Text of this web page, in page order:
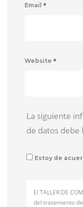
Email *
Website *
La siguiente
de datos debe
Estoy de
El TALLER DE
del tratamiento